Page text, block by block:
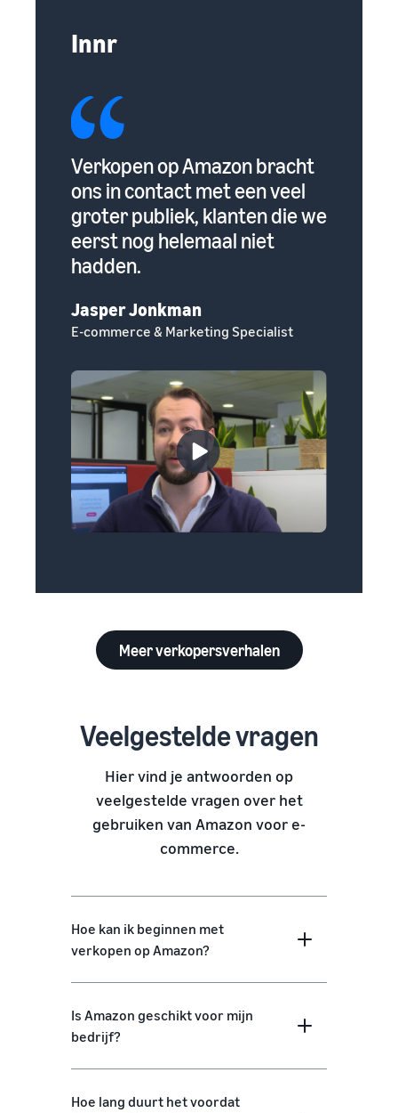
Innr
Verkopen op Amazon bracht
ons in contact met een veel
groter publiek, klanten die we
eerst nog helemaal niet
hadden.
Jasper Jonkman
E-commerce & Marketing Specialist
Meer verkopersverhalen
Veelgestelde vragen
Hier vind je antwoorden op
veelgestelde vragen over het
gebruiken van Amazon voor e-
commerce.
Hoe kan ik beginnen met
verkopen op Amazon?
Is Amazon geschikt voor mijn
bedrijf?
Hoe lang duurt het voordat